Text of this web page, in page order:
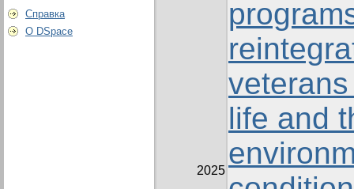
Справка
О DSpace
2025
life and